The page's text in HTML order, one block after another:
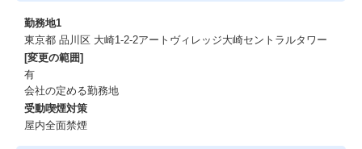
勤務地1
東京都 品川区 大崎1-2-2アートヴィレッジ大崎セントラルタワー
[変更の範囲]
有
会社の定める勤務地
受動喫煙対策
屋内全面禁煙